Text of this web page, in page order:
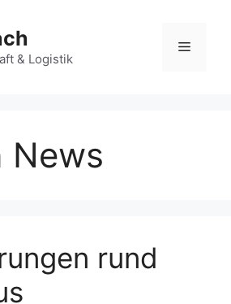
& Logistik
Menü
News
rund